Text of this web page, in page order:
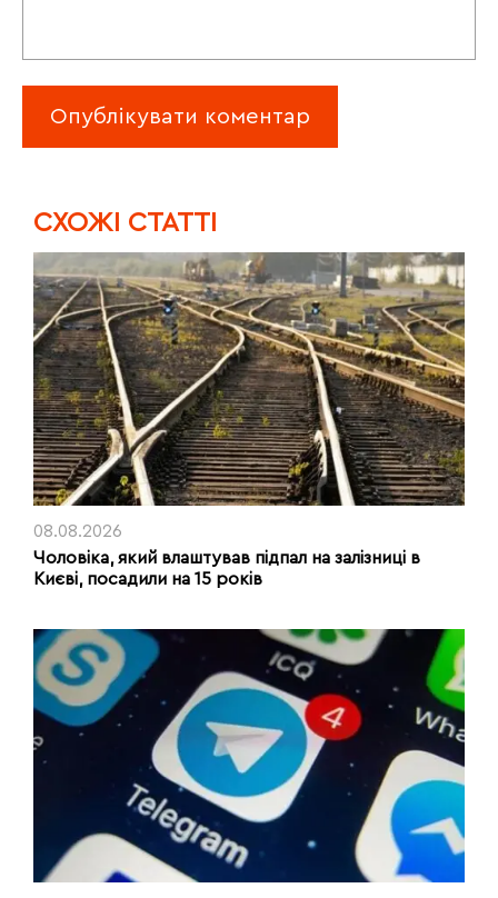
CХОЖІ СТАТТІ
08.08.2026
Чоловіка, який влаштував підпал на залізниці в
Києві, посадили на 15 років